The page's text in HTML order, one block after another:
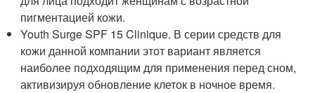
пигментацией кожи.
Youth Surge SPF 15 Clinique. В серии средств для
кожи данной компании этот вариант является
наиболее подходящим для применения перед сном,
активизируя обновление клеток в ночное время.